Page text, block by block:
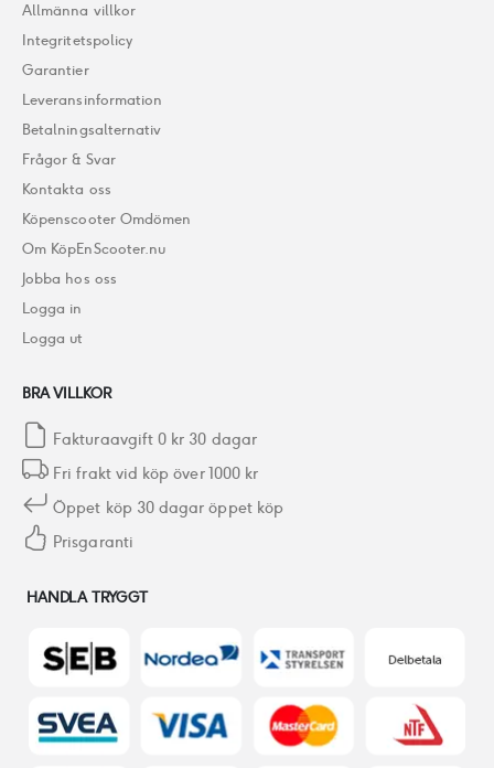
Allmänna villkor
Integritetspolicy
Garantier
Leveransinformation
Betalningsalternativ
Frågor & Svar
Kontakta oss
Köpenscooter Omdömen
Om KöpEnScooter.nu
Jobba hos oss
Logga in
Logga ut
BRA VILLKOR
Fakturaavgift 0 kr 30 dagar
Fri frakt vid köp över 1000 kr
Öppet köp 30 dagar öppet köp
Prisgaranti
HANDLA TRYGGT